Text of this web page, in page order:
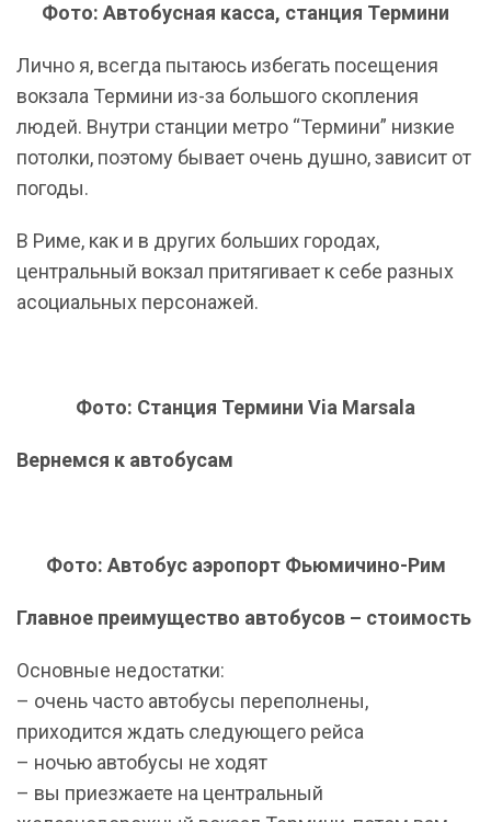
Фото: Автобусная касса, станция Термини
Лично я, всегда пытаюсь избегать посещения
вокзала Термини из-за большого скопления
людей. Внутри станции метро “Термини” низкие
потолки, поэтому бывает очень душно, зависит от
погоды.
В Риме, как и в других больших городах,
центральный вокзал притягивает к себе разных
асоциальных персонажей.
Фото: Станция Термини Via Marsala
Вернемся к автобусам
Фото: Автобус аэропорт Фьюмичино-Рим
Главное преимущество автобусов – стоимость
Основные недостатки:
– очень часто автобусы переполнены,
приходится ждать следующего рейса
– ночью автобусы не ходят
– вы приезжаете на центральный